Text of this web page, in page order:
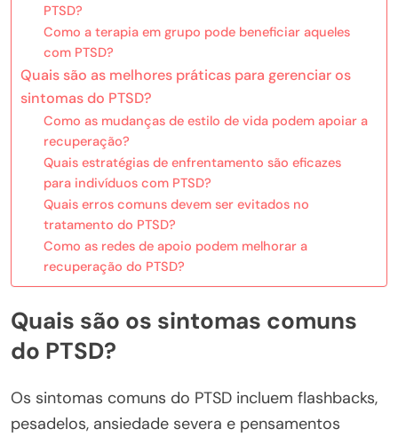
PTSD?
Como a terapia em grupo pode beneficiar aqueles
com PTSD?
Quais são as melhores práticas para gerenciar os
sintomas do PTSD?
Como as mudanças de estilo de vida podem apoiar a
recuperação?
Quais estratégias de enfrentamento são eficazes
para indivíduos com PTSD?
Quais erros comuns devem ser evitados no
tratamento do PTSD?
Como as redes de apoio podem melhorar a
recuperação do PTSD?
Quais são os sintomas comuns
do PTSD?
Os sintomas comuns do PTSD incluem flashbacks,
pesadelos, ansiedade severa e pensamentos